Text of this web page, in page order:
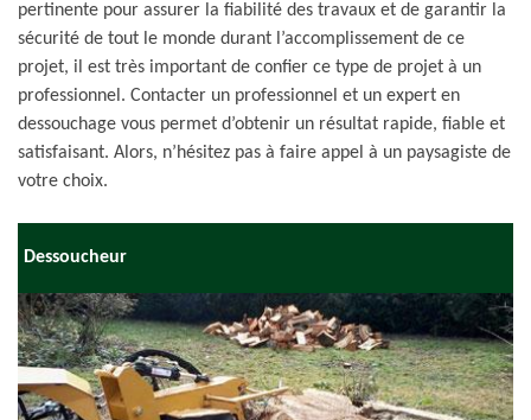
pertinente pour assurer la fiabilité des travaux et de garantir la
sécurité de tout le monde durant l’accomplissement de ce
projet, il est très important de confier ce type de projet à un
professionnel. Contacter un professionnel et un expert en
dessouchage vous permet d’obtenir un résultat rapide, fiable et
satisfaisant. Alors, n’hésitez pas à faire appel à un paysagiste de
votre choix.
Dessoucheur